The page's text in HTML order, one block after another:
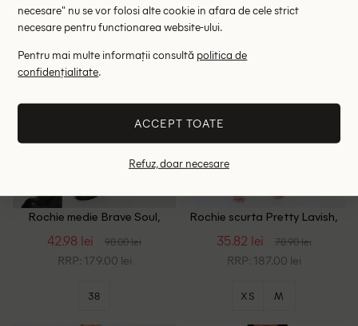
- 56%
Rochie medie Brave Soul,
42.98 lei 98.00 lei
RRP: 179.00 lei
38
- 55%
Rochie scurta Pretty Lavish,
35.82 lei 78.90 lei
RRP: 187.00 lei
XS M
necesare" nu se vor folosi alte cookie in afara de cele strict
necesare pentru functionarea website-ului.
Pentru mai multe informații consultă politica de
confidențialitate.
ACCEPT TOATE
Refuz, doar necesare